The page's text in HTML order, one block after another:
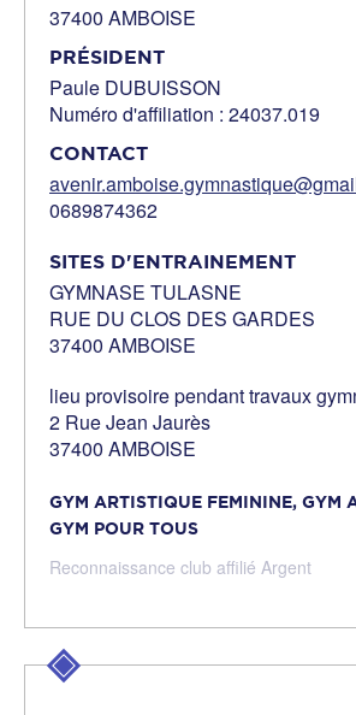
37400 AMBOISE
PRÉSIDENT
Paule DUBUISSON
Numéro d'affiliation : 24037.019
CONTACT
0689874362
SITES D'ENTRAINEMENT
GYMNASE TULASNE
RUE DU CLOS DES GARDES
37400 AMBOISE
lieu provisoire pendant travaux
2 Rue Jean Jaurès
37400 AMBOISE
GYM ARTISTIQUE FEMININE, GYM
GYM POUR TOUS
Reconnaissance club affilié Argent